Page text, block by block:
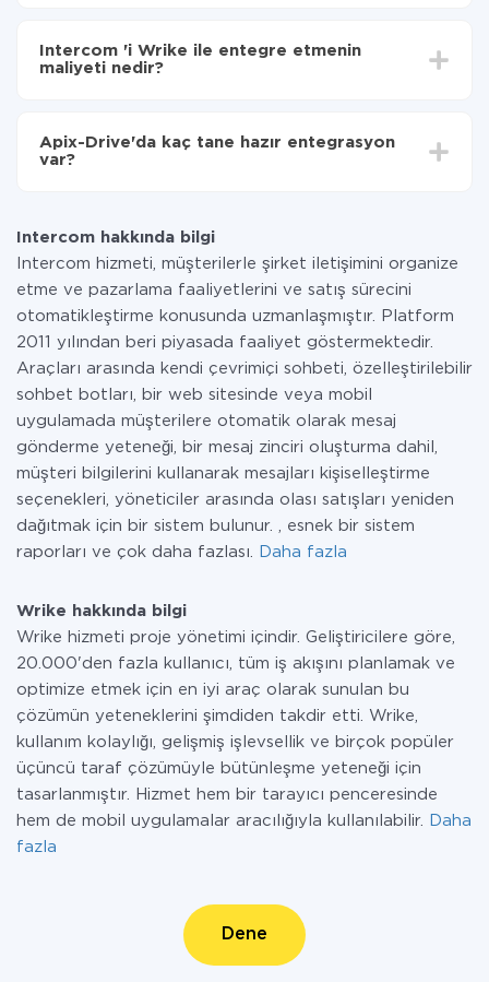
aktarılacaktır.
olarak, 10-15 dakika sürer.
Intercom 'i Wrike ile entegre etmenin
maliyeti nedir?
Hizmetimiz aracılığıyla yalnızca bir sisteminizden
diğerine aktarılan veri miktarı için ödeme yaparsınız.
Apix-Drive'da kaç tane hazır entegrasyon
var?
Intercom hakkında bilgi
Intercom hizmeti, müşterilerle şirket iletişimini organize
etme ve pazarlama faaliyetlerini ve satış sürecini
otomatikleştirme konusunda uzmanlaşmıştır. Platform
2011 yılından beri piyasada faaliyet göstermektedir.
Araçları arasında kendi çevrimiçi sohbeti, özelleştirilebilir
sohbet botları, bir web sitesinde veya mobil
uygulamada müşterilere otomatik olarak mesaj
gönderme yeteneği, bir mesaj zinciri oluşturma dahil,
müşteri bilgilerini kullanarak mesajları kişiselleştirme
seçenekleri, yöneticiler arasında olası satışları yeniden
dağıtmak için bir sistem bulunur. , esnek bir sistem
raporları ve çok daha fazlası.
Daha fazla
Wrike hakkında bilgi
Wrike hizmeti proje yönetimi içindir. Geliştiricilere göre,
20.000'den fazla kullanıcı, tüm iş akışını planlamak ve
optimize etmek için en iyi araç olarak sunulan bu
çözümün yeteneklerini şimdiden takdir etti. Wrike,
kullanım kolaylığı, gelişmiş işlevsellik ve birçok popüler
üçüncü taraf çözümüyle bütünleşme yeteneği için
tasarlanmıştır. Hizmet hem bir tarayıcı penceresinde
hem de mobil uygulamalar aracılığıyla kullanılabilir.
Daha
fazla
Dene